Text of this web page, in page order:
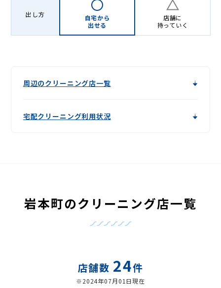
出し方
自宅から
出せる
店舗に
持っていく
周辺のクリーニング店一覧
宅配クリーニング利用状況
岩本町のクリーニング店一覧
店舗数 24件
※2024年07月01日現在